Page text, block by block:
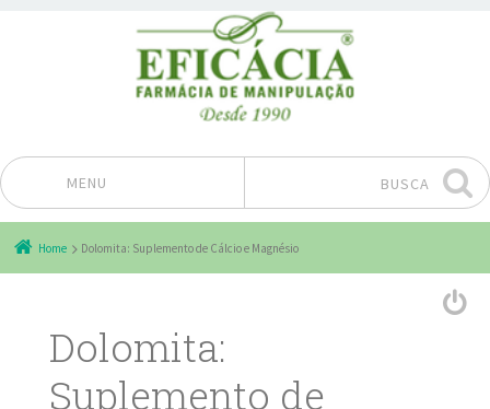
MENU
Pular para o conteúdo
BUSCA
Home Dolomita: Suplemento de Cálcio e Magnésio
Dolomita:
Suplemento de